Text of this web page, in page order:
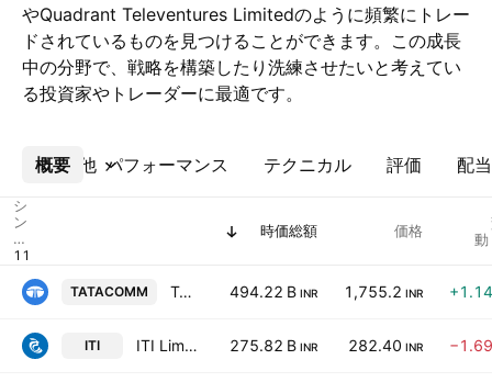
やQuadrant Televentures Limitedのように頻繁にトレー
ドされているものを見つけることができます。この成長
中の分野で、戦略を構築したり洗練させたいと考えてい
る投資家やトレーダーに最適です。
概要 パフォーマンス テクニカル 評価 配当
その他
シ
ン
ボ
ル
時価総額 価格
動
TATACOMM Tata Communications Limited 494.22 B INR 1,755.2 INR
ITI ITI Limited 275.82 B INR 282.40 INR